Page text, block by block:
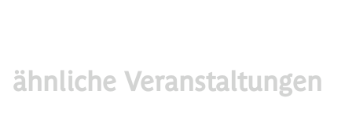
ähnliche Veranstaltungen